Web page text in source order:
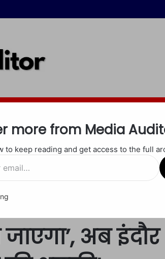
जाएगा’, अब इंदौर एयरपोर्ट को मिला बम की धमकी!
‘सबको
अब इंदौर
more from Media
to keep reading and get access to the full